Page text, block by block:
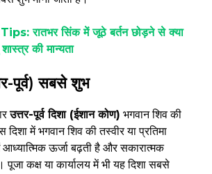
रातभर सिंक में जूठे बर्तन छोड़ने से क्या
की मान्यता
पूर्व) सबसे शुभ
उत्तर-पूर्व दिशा (ईशान कोण) भगवान शिव की
दिशा में भगवान शिव की तस्वीर या प्रतिमा
ऊर्जा बढ़ती है और सकारात्मक
पूजा कक्ष या कार्यालय में भी यह दिशा सबसे